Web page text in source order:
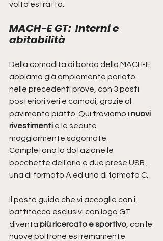
volta estratta.
MACH-E GT:  Interni e
abitabilità
Della comodità di bordo della MACH-E
abbiamo già ampiamente parlato
nelle precedenti prove, con 3 posti
posteriori veri e comodi, grazie al
pavimento piatto. Qui troviamo i nuovi
rivestimenti e le sedute
maggiormente sagomate.
Completano la dotazione le
bocchette dell'aria e due prese USB ,
una di formato A ed una di formato C.
Il posto guida che vi accoglie con i
battitacco esclusivi con logo GT
diventa più ricercato e sportivo , con le
nuove poltrone estremamente